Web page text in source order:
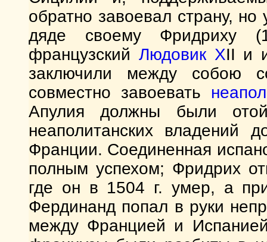
обратно завоевал страну,
дяде своему Фридриху
французский Людовик XII и
заключили между собою
совместно завоевать
Апулия должны были
неаполитанских владений
Франции. Соединенная
полным успехом; Фридрих
где он в 1504 г. умер, а
Фердинанд попал в руки
между Францией и